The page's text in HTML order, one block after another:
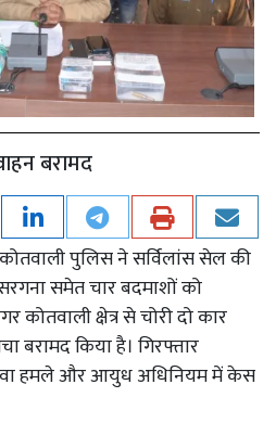
बरामद
पुलिस ने सर्विलांस सेल की
समेत चार बदमाशों को
क्षेत्र से चोरी दो कार
किया है। गिरफ्तार
हमले और आयुध अधिनियम में केस